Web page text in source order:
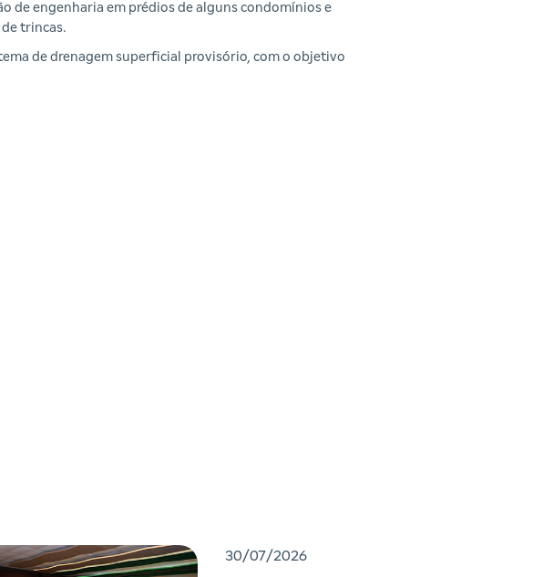
de engenharia em prédios de alguns condomínios e
trincas.
de drenagem superficial provisório, com o objetivo
30/07/2026